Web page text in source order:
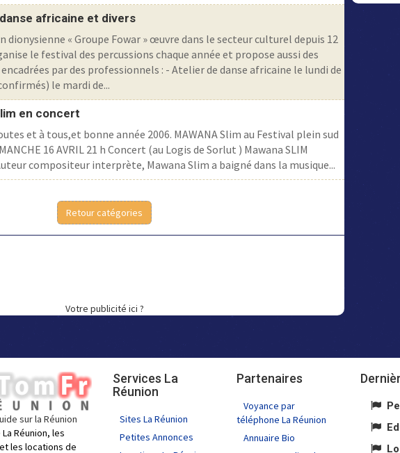
africaine et divers
dionysienne « Groupe Fowar » œuvre dans le secteur culturel depuis 12
le festival des percussions chaque année et propose aussi des
par des professionnels : - Atelier de danse africaine le lundi de
le mardi de...
en concert
et à tous,et bonne année 2006. MAWANA Slim au Festival plein sud
16 AVRIL 21 h Concert (au Logis de Sorlut ) Mawana SLIM
compositeur interprète, Mawana Slim a baigné dans la musique...
Retour catégories
Votre publicité ici ?
sur la Réunion
Réunion, les
les locations de
Services La
Réunion
Sites La Réunion
Petites Annonces
Partenaires
Voyance par
téléphone La Réunion
Annuaire Bio